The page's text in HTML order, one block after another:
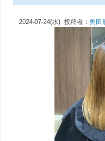
2024-07-24(水) 投稿者： 奥田